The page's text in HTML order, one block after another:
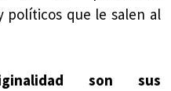
políticos que le salen al
son sus